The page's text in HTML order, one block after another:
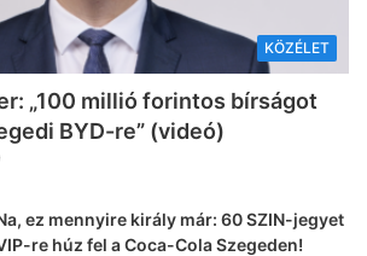
KÖZÉLET
„100 millió forintos bírságot
BYD-re” (videó)
ez mennyire király már: 60 SZIN-jegyet
re húz fel a Coca-Cola Szegeden!